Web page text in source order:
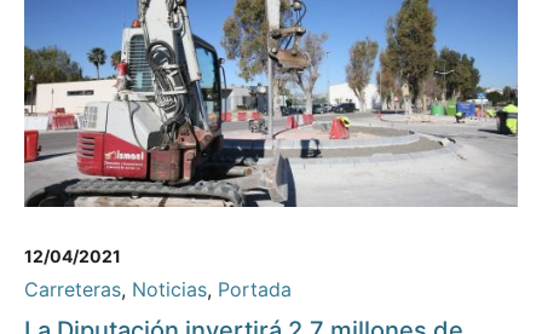
12/04/2021
Carreteras, Noticias, Portada